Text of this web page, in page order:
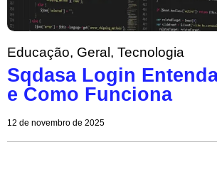
Educação, Geral, Tecnologia
Sqdasa Login
e Como Funciona
12 de novembro de 2025